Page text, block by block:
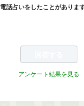
電話占いをしたことがありま
アンケート結果を見る